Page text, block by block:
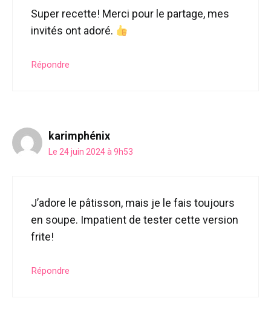
Super recette! Merci pour le partage, mes
invités ont adoré.
Répondre
karimphénix
Le 24 juin 2024 à 9h53
J’adore le pâtisson, mais je le fais toujours
en soupe. Impatient de tester cette version
frite!
Répondre